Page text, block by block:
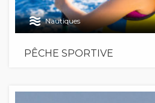
Nautiques
PÊCHE SPORTIVE